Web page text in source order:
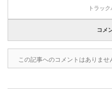
トラッ
コメ
この記事へのコメントはありませ